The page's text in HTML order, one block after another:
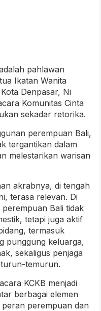
pahlawan
Ikatan Wanita
Denpasar, Ni
Komunitas Cinta
sekadar retorika.
perempuan Bali,
tergantikan dalam
melestarikan warisan
akrabnya, di tengah
terasa relevan. Di
Bali tidak
tetapi juga aktif
termasuk
punggung keluarga,
sekaligus penjaga
temurun.
KCKB menjadi
berbagai elemen
perempuan dan